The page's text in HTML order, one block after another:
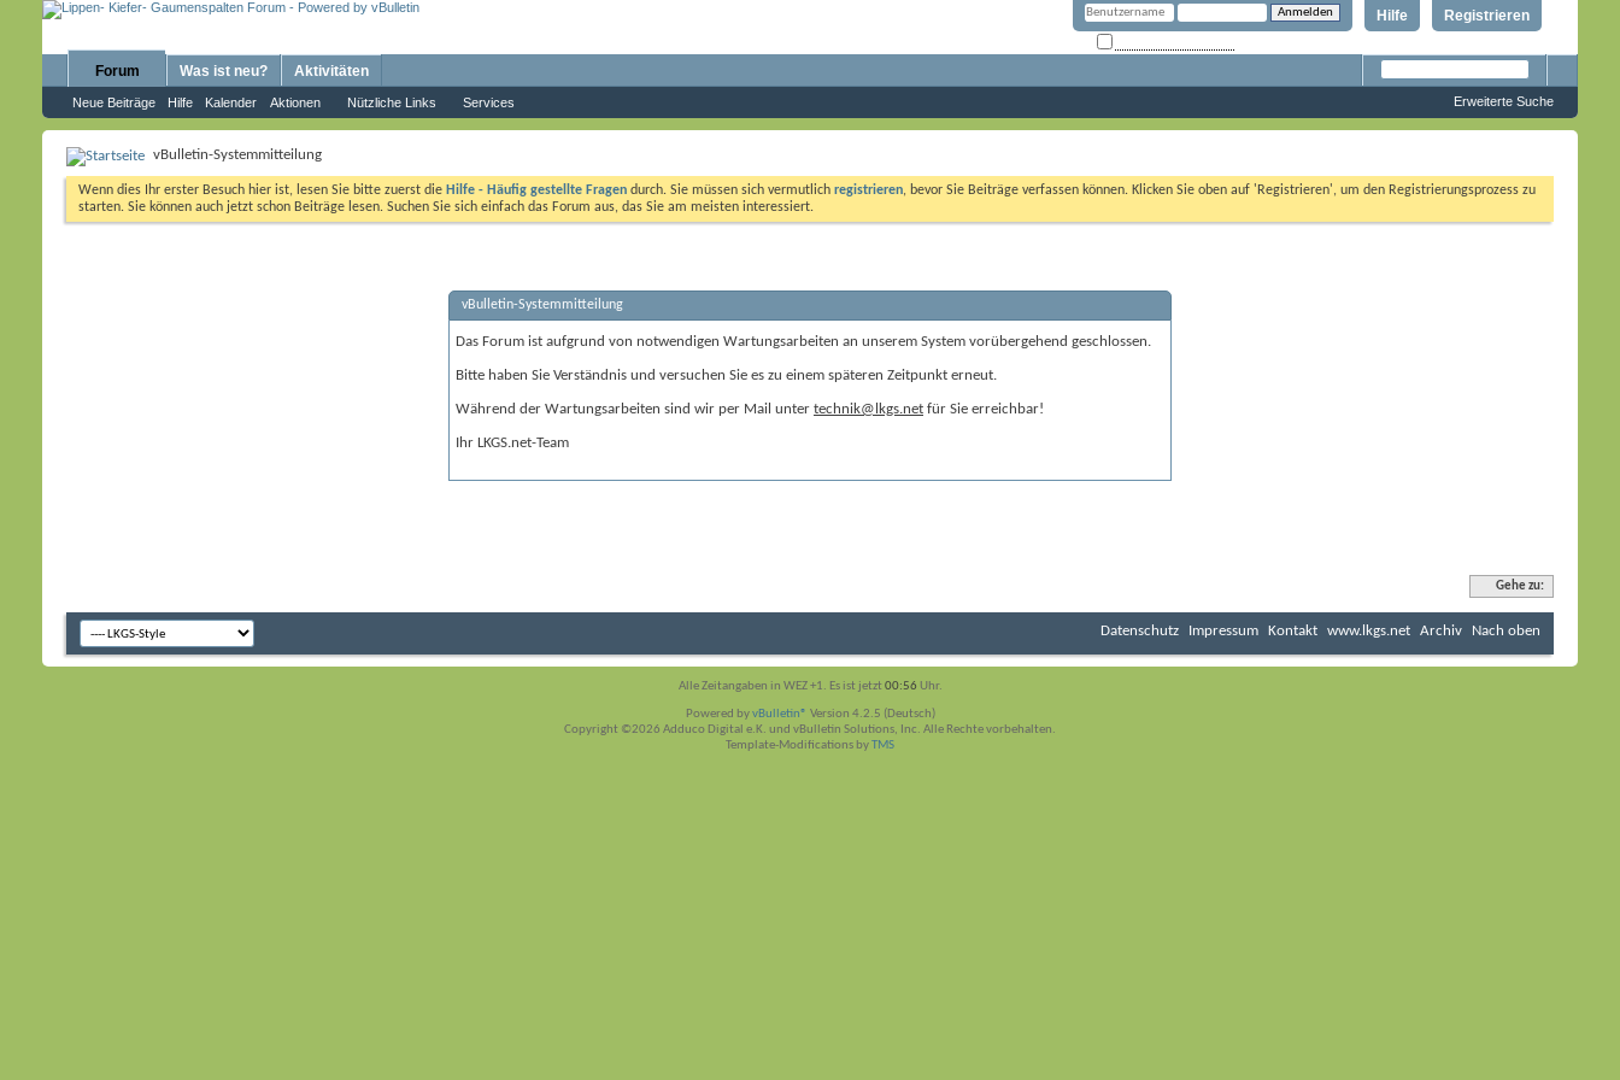
Registrieren
Hilfe
Forum
Neue Beiträge Hilfe Kalender Aktionen Nützliche Links Services
Was ist neu? Aktivitäten
Erweiterte Suche
vBulletin-Systemmitteilung
Wenn dies Ihr erster Besuch hier ist, lesen Sie bitte zuerst die Hilfe - Häufig gestellte Fragen durch. Sie müssen sich vermutlich registrieren, bevor Sie Beiträge verfassen können. Klicken Sie oben auf 'Registrieren', um den Registrierungsprozess zu
starten. Sie können auch jetzt schon Beiträge lesen. Suchen Sie sich einfach das Forum aus, das Sie am meisten interessiert.
vBulletin-Systemmitteilung
Das Forum ist aufgrund von notwendigen Wartungsarbeiten an unserem System vorübergehend geschlossen.
Bitte haben Sie Verständnis und versuchen Sie es zu einem späteren Zeitpunkt erneut.
Während der Wartungsarbeiten sind wir per Mail unter technik@lkgs.net für Sie erreichbar!
Ihr LKGS.net-Team
Gehe zu:
Datenschutz Impressum Kontakt www.lkgs.net Archiv Nach oben
Alle Zeitangaben in WEZ +1. Es ist jetzt00:56 Uhr.
Powered byvBulletin® Version 4.2.5 (Deutsch)
Copyright ©2026 Adduco Digital e.K. und vBulletin Solutions, Inc. Alle Rechte vorbehalten.
Template-Modifications byTMS